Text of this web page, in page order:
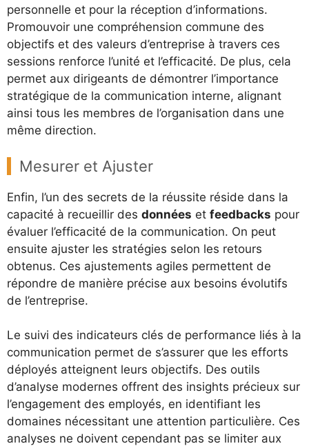
personnelle et pour la réception d’informations.
Promouvoir une compréhension commune des
objectifs et des valeurs d’entreprise à travers ces
sessions renforce l’unité et l’efficacité. De plus, cela
permet aux dirigeants de démontrer l’importance
stratégique de la communication interne, alignant
ainsi tous les membres de l’organisation dans une
même direction.
Mesurer et Ajuster
Enfin, l’un des secrets de la réussite réside dans la
capacité à recueillir des données et feedbacks pour
évaluer l’efficacité de la communication. On peut
ensuite ajuster les stratégies selon les retours
obtenus. Ces ajustements agiles permettent de
répondre de manière précise aux besoins évolutifs
de l’entreprise.
Le suivi des indicateurs clés de performance liés à la
communication permet de s’assurer que les efforts
déployés atteignent leurs objectifs. Des outils
d’analyse modernes offrent des insights précieux sur
l’engagement des employés, en identifiant les
domaines nécessitant une attention particulière. Ces
analyses ne doivent cependant pas se limiter aux